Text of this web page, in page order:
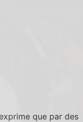
que par des